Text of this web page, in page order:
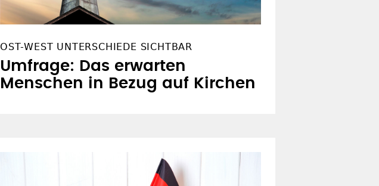
OST-WEST UNTERSCHIEDE SICHTBAR
Umfrage: Das erwarten
Menschen in Bezug auf Kirchen